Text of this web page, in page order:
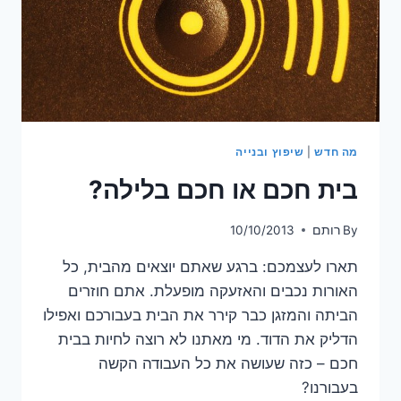
מה חדש| שיפוץ ובנייה
בית חכם או חכם בלילה?
By רותם 10/10/2013
תארו לעצמכם: ברגע שאתם יוצאים מהבית, כל
האורות נכבים והאזעקה מופעלת. אתם חוזרים
הביתה והמזגן כבר קירר את הבית בעבורכם ואפילו
הדליק את הדוד. מי מאתנו לא רוצה לחיות בבית
חכם – כזה שעושה את כל העבודה הקשה
בעבורנו?